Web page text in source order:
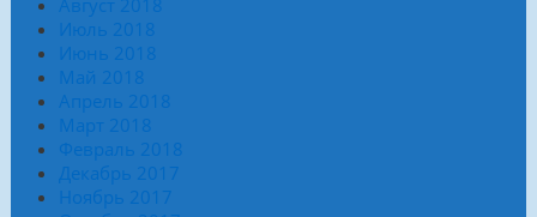
Июль 2018
Июнь 2018
Май 2018
Апрель 2018
Март 2018
Февраль 2018
Декабрь 2017
Ноябрь 2017